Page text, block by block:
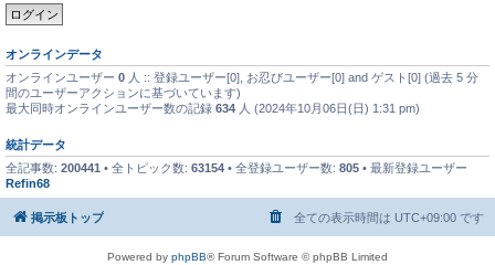
オンラインデータ
オンラインユーザー 0 人 :: 登録ユーザー[0], お忍びユーザー[0] and ゲスト[0] (過去 5 分
間のユーザーアクションに基づいています)
最大同時オンラインユーザー数の記録 634 人 (2024年10月06日(日) 1:31 pm)
統計データ
全記事数: 200441 • 全トピック数: 63154 • 全登録ユーザー数: 805 • 最新登録ユーザー
Refin68
掲示板トップ 全ての表示時間は UTC+09:00 です
Powered by phpBB® Forum Software © phpBB Limited